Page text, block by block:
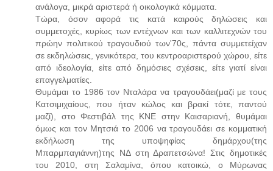
ανάλογα, μικρά αριστερά ή οικολογικά κόμματα.
Τώρα, όσον αφορά τις κατά καιρούς δηλώσεις και
συμμετοχές, κυρίως των εντέχνων και των καλλιτεχνών του
πρώην πολιτικού τραγουδιού των'70ς, πάντα συμμετείχαν
σε εκδηλώσεις, γενικότερα, του κεντροαριστερού χώρου, είτε
από ιδεολογία, είτε από δημόσιες σχέσεις, είτε γιατί είναι
επαγγελματίες.
Θυμάμαι το 1986 τον Νταλάρα να τραγουδάει(μαζί με τους
Κατσιμιχαίους, που ήταν κώλος και βρακί τότε, παντού
μαζί), στο Φεστιβάλ της ΚΝΕ στην Καισαριανή, θυμάμαι
όμως και τον Μητσιά το 2006 να τραγουδάει σε κομματική
εκδήλωση της υποψηφίας δημάρχου(της
Μπαρμπαγιάννη)της ΝΔ στη Δραπετσώνα! Στις δημοτικές
του 2010, στη Σαλαμίνα, όπου κατοικώ, ο Μύρωνας